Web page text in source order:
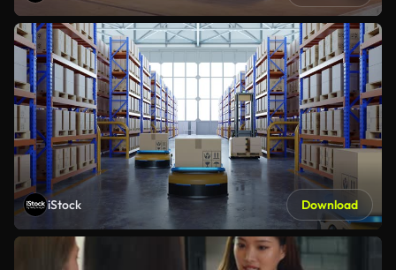
iStock Download